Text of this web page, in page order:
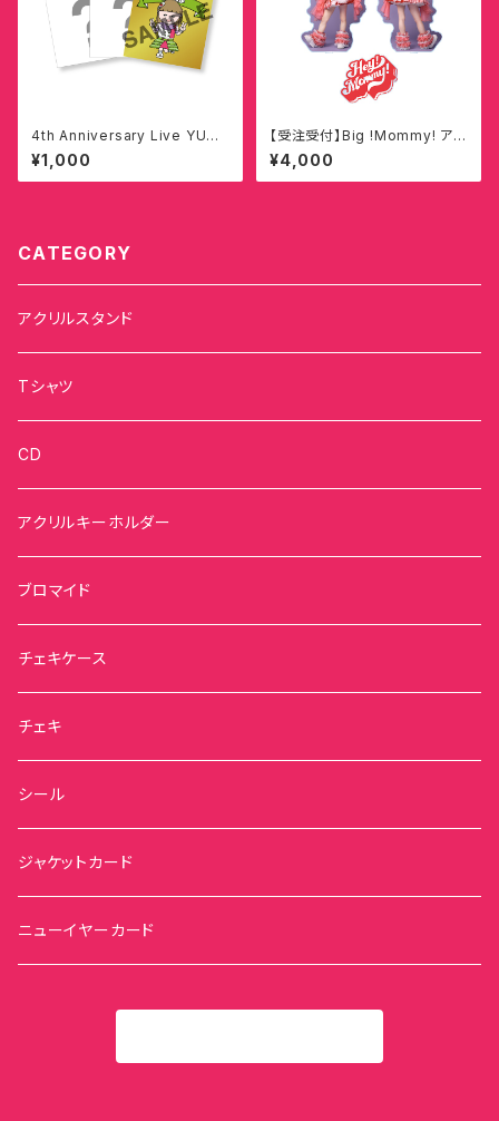
4th Anniversary Live YUM
MY!! BIRTHDAY!! PARTY!!
ヘイママンシール
¥1,000
【受注受付】Big !Mommy! アク
リルスタンド【延松舞佳】
¥4,000
CATEGORY
アクリルスタンド
Tシャツ
CD
アクリルキーホルダー
ブロマイド
チェキケース
チェキ
シール
ジャケットカード
ニューイヤーカード